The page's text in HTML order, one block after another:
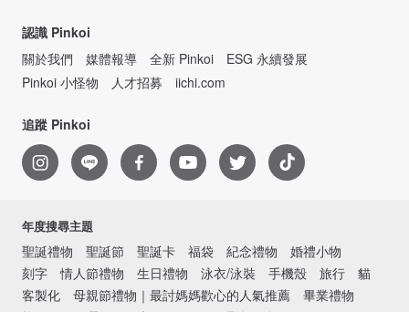
認識 Pinkoi
關於我們
媒體報導 全新 Pinkoi
ESG 永續發展
Pinkoi 小怪物
人才招募 iichi.com
追蹤 Pinkoi
年度搜尋主題
聖誕禮物 聖誕節 聖誕卡 福袋 紀念禮物
婚禮小物
刻字
情人節禮物 生日禮物 泳衣/泳裝 手機殼 旅行
貓
客製化
母親節禮物｜最討媽媽歡心的人氣推薦
畢業禮物